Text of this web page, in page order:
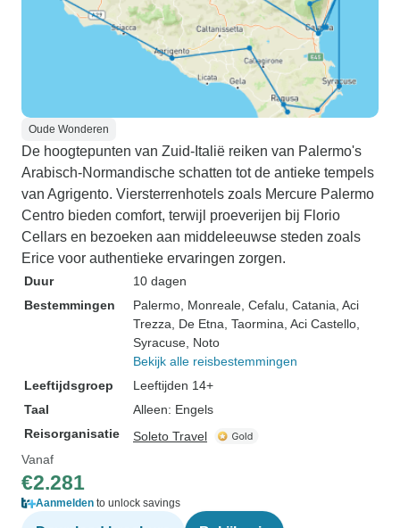
Oude Wonderen
De hoogtepunten van Zuid-Italië reiken van Palermo's
Arabisch-Normandische schatten tot de antieke tempels
van Agrigento. Viersterrenhotels zoals Mercure Palermo
Centro bieden comfort, terwijl proeverijen bij Florio
Cellars en bezoeken aan middeleeuwse steden zoals
Erice voor authentieke ervaringen zorgen.
Duur
10 dagen
Bestemmingen
Palermo , Monreale , Cefalu , Catania , Aci
Trezza , De Etna , Taormina , Aci Castello
Syracuse , Noto
Bekijk alle reisbestemmingen
Leeftijdsgroep
Leeftijden 14+
Taal
Alleen: Engels
Reisorganisatie
Soleto Travel
Vanaf
€2.281
Aanmelden to unlock savings